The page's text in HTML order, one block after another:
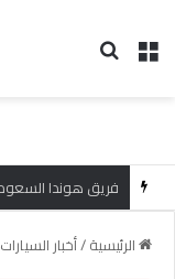
القائمة
الرئيسية/أخبار السيارات